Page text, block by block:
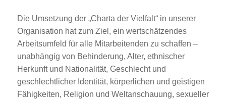
Die Umsetzung der „Charta der Vielfalt“ in unserer
Organisation hat zum Ziel, ein wertschätzendes
Arbeitsumfeld für alle Mitarbeitenden zu schaffen –
unabhängig von Behinderung, Alter, ethnischer
Herkunft und Nationalität, Geschlecht und
geschlechtlicher Identität, körperlichen und geistigen
Fähigkeiten, Religion und Weltanschauung, sexueller